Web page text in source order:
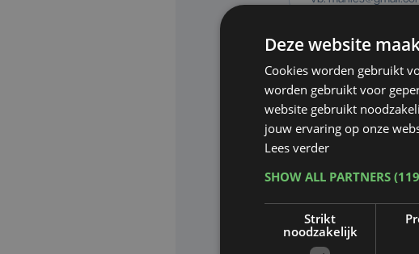
Bedrijf of vereniging
Website waarop de
Google zijn van
Deze website
Cookies worden gebruikt
worden gebruikt voor
website gebruikt
jouw ervaring op onze
Lees verder
SHOW ALL PARTNERS
Strikt
noodzakelijk